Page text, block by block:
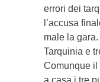
errori dei
l’accusa
male la
Tarquinia e
Comunque il
a casa i tre